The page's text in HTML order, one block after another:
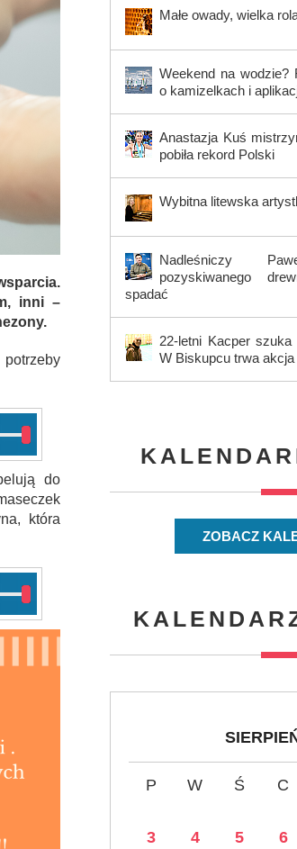
inni –
do
która
Małe owady, wielka
Weekend na wodzie?
o kamizelkach i
Anastazja Kuś
pobiła rekord Polski
Wybitna litewska
Nadleśniczy
pozyskiwanego
spadać
22-letni Kacper szuka
W Biskupcu trwa
ZOBACZ
P W Ś C
3
4 5 6